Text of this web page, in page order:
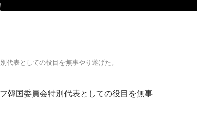
代表としての役目を無事やり遂げた。
韓国委員会特別代表としての役目を無事